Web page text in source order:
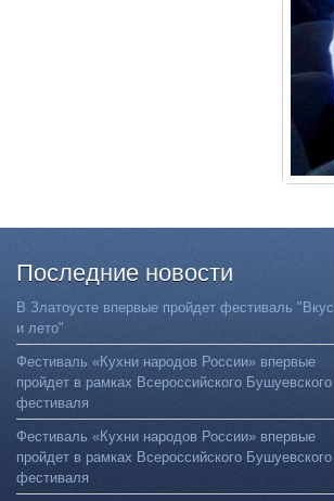
Последние новости
В Златоусте впервые пройдет фестиваль "Вкус
и лето"
Фестиваль «Кухни народов России» впервые
пройдет в рамках Всероссийского Бушуевского
фестиваля
Фестиваль «Кухни народов России» впервые
пройдет в рамках Всероссийского Бушуевского
фестиваля